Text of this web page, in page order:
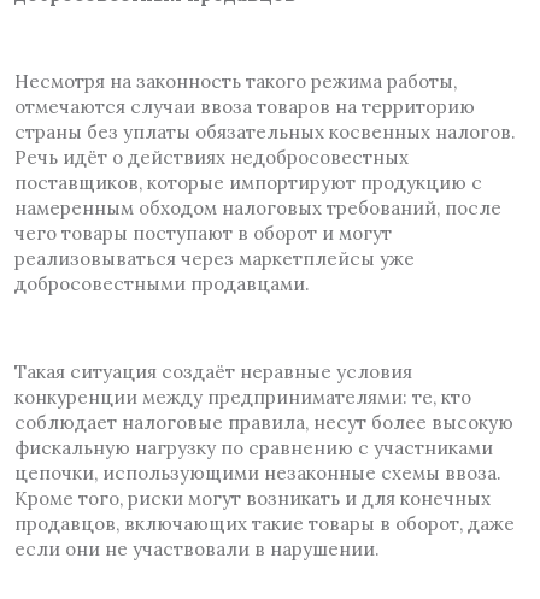
Несмотря на законность такого режима работы,
отмечаются случаи ввоза товаров на территорию
страны без уплаты обязательных косвенных налогов.
Речь идёт о действиях недобросовестных
поставщиков, которые импортируют продукцию с
намеренным обходом налоговых требований, после
чего товары поступают в оборот и могут
реализовываться через маркетплейсы уже
добросовестными продавцами.
Такая ситуация создаёт неравные условия
конкуренции между предпринимателями: те, кто
соблюдает налоговые правила, несут более высокую
фискальную нагрузку по сравнению с участниками
цепочки, использующими незаконные схемы ввоза.
Кроме того, риски могут возникать и для конечных
продавцов, включающих такие товары в оборот, даже
если они не участвовали в нарушении.